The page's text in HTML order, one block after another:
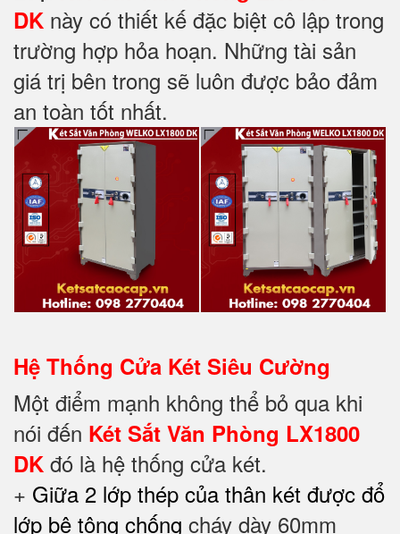
DK này có thiết kế đặc biệt cô lập trong
trường hợp hỏa hoạn. Những tài sản
giá trị bên trong sẽ luôn được bảo đảm
an toàn tốt nhất.
Hệ Thống Cửa Két Siêu Cường
Một điểm mạnh không thể bỏ qua khi
nói đến Két Sắt Văn Phòng LX1800
DK đó là hệ thống cửa két.
+ Giữa 2 lớp thép của thân két được đổ
lớp bê tông chống cháy dày 60mm